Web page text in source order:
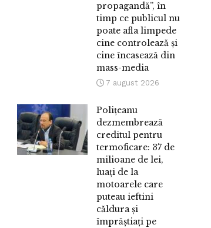
propagandă”, în
timp ce publicul nu
poate afla limpede
cine controlează și
cine încasează din
mass-media
7 august 2026
Polițeanu
dezmembrează
creditul pentru
termoficare: 37 de
milioane de lei,
luați de la
motoarele care
puteau ieftini
căldura și
împrăștiați pe